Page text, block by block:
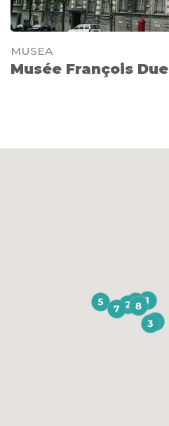
MUSEA
Musée François